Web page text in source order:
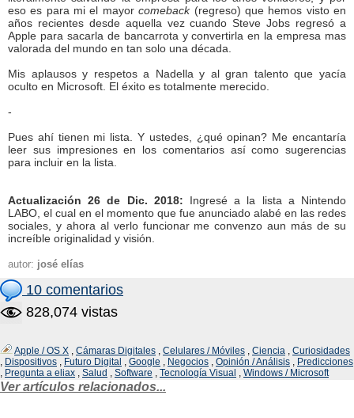
eso es para mi el mayorcomeback(regreso) que hemos visto en
años recientes desde aquella vez cuando Steve Jobs regresó a
Apple para sacarla de bancarrota y convertirla en la empresa mas
valorada del mundo en tan solo una década.
Mis aplausos y respetos a Nadella y al gran talento que yacía
oculto en Microsoft. El éxito es totalmente merecido.
-
Pues ahí tienen mi lista. Y ustedes, ¿qué opinan? Me encantaría
leer sus impresiones en los comentarios así como sugerencias
para incluir en la lista.
Actualización 26 de Dic. 2018: Ingresé a la lista a Nintendo
LABO, el cual en el momento que fue anunciado alabé en las redes
sociales, y ahora al verlo funcionar me convenzo aun más de su
increíble originalidad y visión.
autor: josé elías
10 comentarios
828,074 vistas
Apple / OS X , Cámaras Digitales , Celulares / Móviles , Ciencia , Curiosidades
, Dispositivos , Futuro Digital , Google , Negocios , Opinión / Análisis , Predicciones
, Pregunta a eliax , Salud , Software , Tecnología Visual , Windows / Microsoft
Ver artículos relacionados...